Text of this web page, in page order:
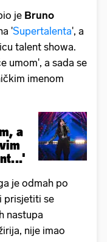
je Bruno
'Supertalenta', a
talent showa.
umom', a sada se
imenom
a
je odmah po
prisjetiti se
nastupa
nije imao